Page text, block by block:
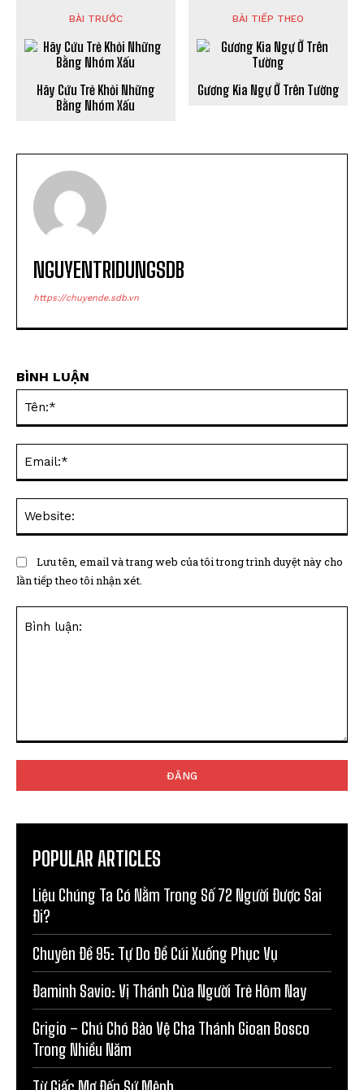
BÀI TRƯỚC
Hãy Cứu Trẻ Khỏi Những
Bằng Nhóm Xấu
BÀI TIẾP THEO
Gương Kia Ngự Ở Trên Tường
NGUYENTRIDUNGSDB
https://chuyende.sdb.vn
BÌNH LUẬN
Lưu tên, email và trang web của tôi trong trình duyệt này cho
lần tiếp theo tôi nhận xét.
POPULAR ARTICLES
Liệu Chúng Ta Có Nằm Trong Số 72 Người Được Sai
Đi?
Chuyên Đề 95: Tự Do Để Cúi Xuống Phục Vụ
Đaminh Savio: Vị Thánh Của Người Trẻ Hôm Nay
Grigio – Chú Chó Bảo Vệ Cha Thánh Gioan Bosco
Trong Nhiều Năm